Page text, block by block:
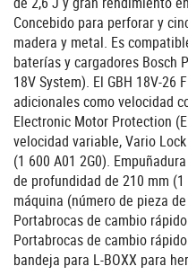
Concebido para perforar y
madera y metal. Es
baterías y cargadores Bosch
18V System). El GBH 18V-
adicionales como velocidad
Electronic Motor Protection
velocidad variable, Vario
(1 600 A01 2G0).
de profundidad de 210 mm
máquina (número de pieza
Portabrocas de cambio
Portabrocas de cambio
bandeja para L-BOXX para